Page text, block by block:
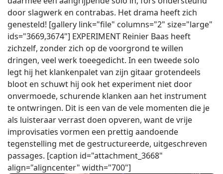
door slagwerk en contrabas. Het drama heeft zich
genesteld! [gallery link="file" columns="2" size="large"
ids="3669,3674"] EXPERIMENT Reinier Baas heeft
zichzelf, zonder zich op de voorgrond te willen
dringen, veel werk toeegedicht. In een tweede solo
legt hij het klankenpalet van zijn gitaar grotendeels
bloot en schuwt hij ook het experiment niet door
onvermoede, schurende klanken aan het instrument
te ontwringen. Dit is een van de vele momenten die je
als luisteraar verrast doen opveren, want de vrije
improvisaties vormen een prettig aandoende
tegenstelling met de gestructureerde, uitgeschreven
passages. [caption id="attachment_3668"
align="aligncenter" width="700"]